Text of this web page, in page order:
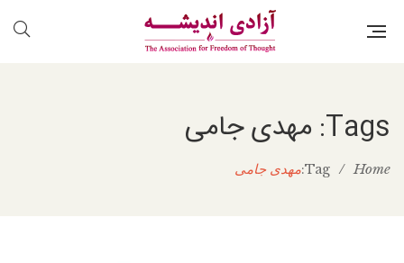
Tags: مهدی جامی
Home
/
Tag: مهدی جامی